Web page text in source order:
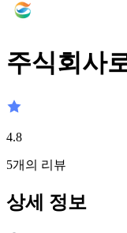
주식회사
4.8
5개의 리뷰
상세 정보